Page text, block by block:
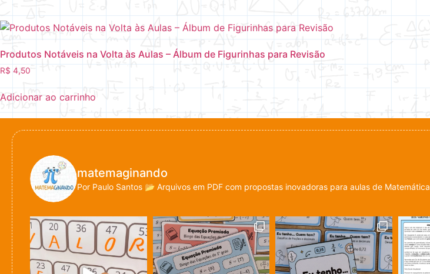
Produtos Notáveis na Volta às Aulas – Álbum de Figurinhas para Revisão
R$ 4,50
Adicionar ao carrinho
matemaginando
Por Paulo Santos 📂 Arquivos em PDF com propostas inovadoras para aulas de Matemática